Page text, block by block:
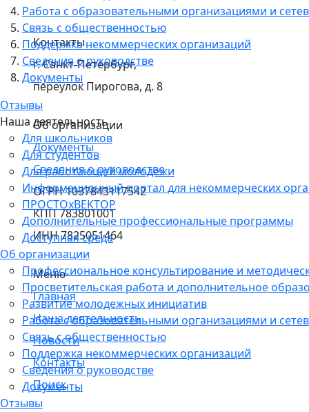
Работа с образовательными организациями и
Связь с общественностью
Поддержка некоммерческих организаций
Сведения о руководстве
Документы
Отзывы
Наша деятельность
Для школьников
Для студентов
Для работающей молодежи
Информационный портал для некоммерческих
ПРОСТОхВЕКТОР
Дополнительные профессиональные программы
Доступная среда
Об организации
Профессиональное консультирование и
Просветительская работа и дополнительное
Развитие молодежных инициатив
Работа с образовательными организациями и
Связь с общественностью
Поддержка некоммерческих организаций
Сведения о руководстве
Документы
Отзывы
Контакты
г. Санкт-Петербург,
переулок Пирогова, д. 8
Об организации
Документы
Сведения о руководстве
ОГРН 1037843117542
КПП 783801001
ИНН 7825051464
Меню
Главная
Наша деятельность
Новости
Контакты
Поиск